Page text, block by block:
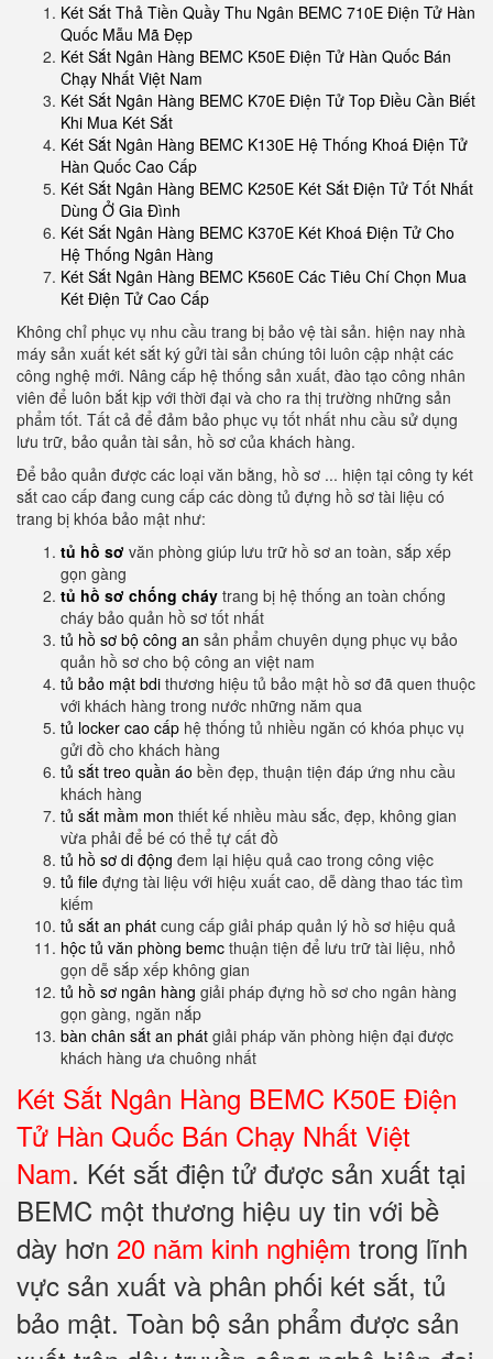
Két Sắt Thả Tiền Quầy Thu Ngân BEMC 710E Điện Tử Hàn
Quốc Mẫu Mã Đẹp
Két Sắt Ngân Hàng BEMC K50E Điện Tử Hàn Quốc Bán
Chạy Nhất Việt Nam
Két Sắt Ngân Hàng BEMC K70E Điện Tử Top Điều Cần Biết
Khi Mua Két Sắt
Két Sắt Ngân Hàng BEMC K130E Hệ Thống Khoá Điện Tử
Hàn Quốc Cao Cấp
Két Sắt Ngân Hàng BEMC K250E Két Sắt Điện Tử Tốt Nhất
Dùng Ở Gia Đình
Két Sắt Ngân Hàng BEMC K370E Két Khoá Điện Tử Cho
Hệ Thống Ngân Hàng
Két Sắt Ngân Hàng BEMC K560E Các Tiêu Chí Chọn Mua
Két Điện Tử Cao Cấp
Không chỉ phục vụ nhu cầu trang bị bảo vệ tài sản. hiện nay nhà
máy sản xuất két sắt ký gửi tài sản chúng tôi luôn cập nhật các
công nghệ mới. Nâng cấp hệ thống sản xuất, đào tạo công nhân
viên để luôn bắt kịp với thời đại và cho ra thị trường những sản
phẩm tốt. Tất cả để đảm bảo phục vụ tốt nhất nhu cầu sử dụng
lưu trữ, bảo quản tài sản, hồ sơ của khách hàng.
Để bảo quản được các loại văn bằng, hồ sơ ... hiện tại công ty két
sắt cao cấp đang cung cấp các dòng tủ đựng hồ sơ tài liệu có
trang bị khóa bảo mật như:
tủ hồ sơ văn phòng giúp lưu trữ hồ sơ an toàn, sắp xếp
gọn gàng
tủ hồ sơ chống cháy trang bị hệ thống an toàn chống
cháy bảo quản hồ sơ tốt nhất
tủ hồ sơ bộ công an sản phẩm chuyên dụng phục vụ bảo
quản hồ sơ cho bộ công an việt nam
tủ bảo mật bdi thương hiệu tủ bảo mật hồ sơ đã quen thuộc
với khách hàng trong nước những năm qua
tủ locker cao cấp hệ thống tủ nhiều ngăn có khóa phục vụ
gửi đồ cho khách hàng
tủ sắt treo quần áo bền đẹp, thuận tiện đáp ứng nhu cầu
khách hàng
tủ sắt mầm mon thiết kế nhiều màu sắc, đẹp, không gian
vừa phải để bé có thể tự cất đồ
tủ hồ sơ di động đem lại hiệu quả cao trong công việc
tủ file đựng tài liệu với hiệu xuất cao, dễ dàng thao tác tìm
kiếm
tủ sắt an phát cung cấp giải pháp quản lý hồ sơ hiệu quả
hộc tủ văn phòng bemc thuận tiện để lưu trữ tài liệu, nhỏ
gọn dễ sắp xếp không gian
tủ hồ sơ ngân hàng giải pháp đựng hồ sơ cho ngân hàng
gọn gàng, ngăn nắp
bàn chân sắt an phát giải pháp văn phòng hiện đại được
khách hàng ưa chuông nhất
Két Sắt Ngân Hàng BEMC K50E Điện
Tử Hàn Quốc Bán Chạy Nhất Việt
Nam. Két sắt điện tử được sản xuất tại
BEMC một thương hiệu uy tin với bề
dày hơn 20 năm kinh nghiệm trong lĩnh
vực sản xuất và phân phối két sắt, tủ
bảo mật. Toàn bộ sản phẩm được sản